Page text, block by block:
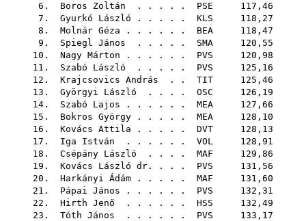
6. Boros Zoltán . . . . . PSE 117,46
7. Gyurkó László . . . . . KLS 118,27
8. Molnár Géza . . . . . . BEA 118,47
9. Spiegl János . . . . . SMA 120,55
10. Nagy Márton . . . . . . PVS 120,98
11. Szabó László . . . . . PVS 125,16
12. Krajcsovics András . . TIT 125,46
13. Györgyi László . . . . OSC 126,19
14. Szabó Lajos . . . . . . MEA 127,66
15. Bokros György . . . . . MEA 128,10
16. Kovács Attila . . . . . DVT 128,13
17. Iga István . . . . . . VOL 128,91
18. Csépány László . . . . MAF 129,86
19. Kovács László dr. . . . PVS 131,56
20. Harkányi Ádám . . . . . MAF 131,60
21. Pápai János . . . . . . PVS 132,31
22. Hirth Jenő . . . . . . HSS 132,49
23. Tóth János . . . . . . PVS 133,17